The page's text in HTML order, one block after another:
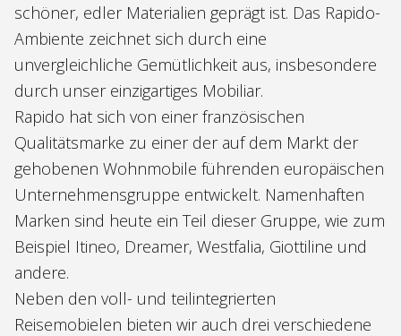
schöner, edler Materialien geprägt ist. Das Rapido-
Ambiente zeichnet sich durch eine
unvergleichliche Gemütlichkeit aus, insbesondere
durch unser einzigartiges Mobiliar.
Rapido hat sich von einer französischen
Qualitätsmarke zu einer der auf dem Markt der
gehobenen Wohnmobile führenden europäischen
Unternehmensgruppe entwickelt. Namenhaften
Marken sind heute ein Teil dieser Gruppe, wie zum
Beispiel Itineo, Dreamer, Westfalia, Giottiline und
andere.
Neben den voll- und teilintegrierten
Reisemobielen bieten wir auch drei verschiedene